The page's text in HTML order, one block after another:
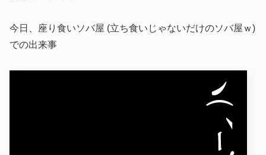
今日、座り食いソバ屋 (立ち食いじゃないだけのソバ屋ｗ)
での出来事